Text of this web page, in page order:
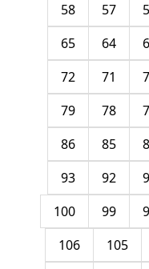
57
58
64
65
71
72
78
79
85
86
92
93
99
100
105
106